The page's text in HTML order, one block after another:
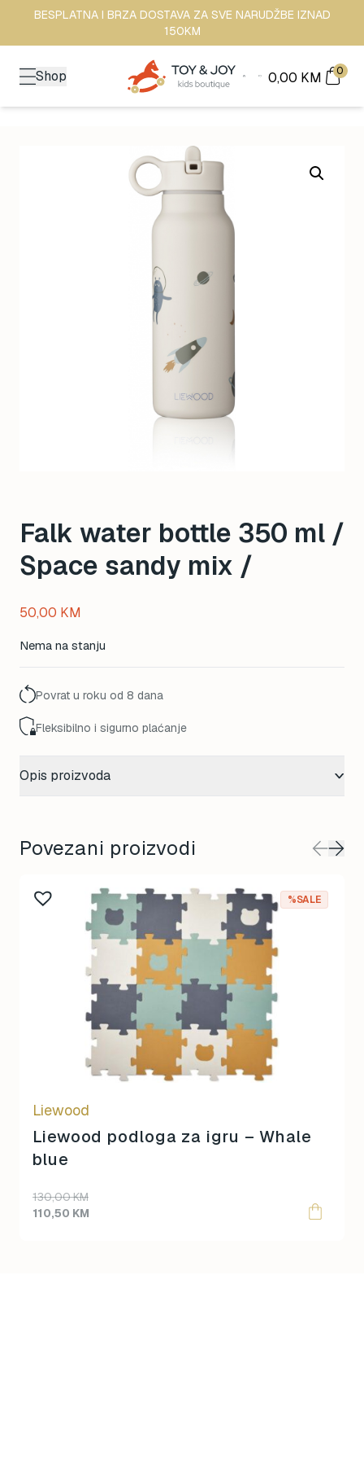
BESPLATNA I BRZA DOSTAVA ZA SVE NARUDŽBE IZNAD
150KM
Shop 0,00 KM 0
Falk water bottle 350 ml /
Space sandy mix /
50,00 KM
Nema na stanju
Povrat u roku od 8 dana
Fleksibilno i sigurno plaćanje
Opis proizvoda
Povezani proizvodi
%SALE
Liewood
Liewood podloga za igru – Whale
blue
130,00KM
Original
price
110,50 KM
Current
price